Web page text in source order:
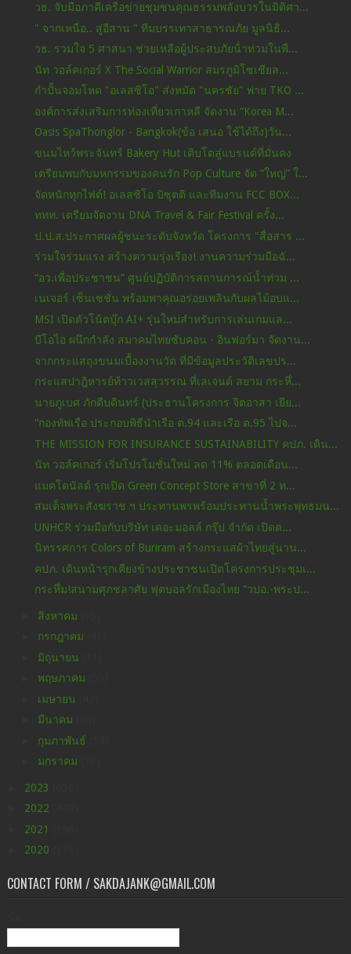
วธ. จับมือภาคีเครือข่ายชุมชนคุณธรรมพลังบวรในมิติศา...
" จากเหนือ.. สู่อีสาน " ทีมบรรเทาสาธารณภัย มูลนิธิ...
วธ. รวมใจ 5 ศาสนา ช่วยเหลือผู้ประสบภัยน้ําท่วมในพื...
นัท วอล์คเกอร์ X The Social Warrior สมรภูมิโซเชียล...
กำปั้นจอมโหด "อเลสซิโอ" ส่งหมัด "นครชัย" พ่าย TKO ...
องค์การส่งเสริมการท่องเที่ยวเกาหลี จัดงาน “Korea M...
Oasis SpaThonglor - Bangkok(ข้อ เสนอ ใช้ได้ถึง)วัน...
ขนมไหว้พระจันทร์ Bakery Hut เติบโตสู่แบรนด์ที่มั่นคง
เตรียมพบกับมหกรรมของคนรัก Pop Culture จัด “ใหญ่” ใ...
จัดหนักทุกไฟต์! อเลสซิโอ บิซุตติ และทีมงาน FCC BOX...
ททท. เตรียมจัดงาน DNA Travel & Fair Festival ครั้ง...
ป.ป.ส.ประกาศผลผู้ชนะระดับจังหวัด โครงการ "สื่อสาร ...
ร่วมใจร่วมแรง สร้างความรุ่งเรือง! งานความร่วมมือฉั...
“อว.เพื่อประชาชน” ศูนย์ปฏิบัติการสถานการณ์น้ำท่วม ...
เนเจอร์ เซ็นเซชั่น พร้อมพาคุณอร่อยเพลินกับผลไม้อบแ...
MSI เปิดตัวโน้ตบุ๊ก AI+ รุ่นใหม่สำหรับการเล่นเกมแล...
บีโอไอ ผนึกกำลัง สมาคมไทยซับคอน - อินฟอร์มา จัดงาน...
จากกระแสถุงขนมเบื้องงานวัด ที่มีข้อมูลประวัติเลขปร...
กระแสปาฎิหารย์ท้าวเวสสุวรรณ ที่เลเจนด์ สยาม กระหึ่...
นายภูเบศ ภักดีบดินทร์ (ประธานโครงการ จิตอาสา เยีย...
“กองทัพเรือ ประกอบพิธีนำเรือ ต.94 และเรือ ต.95 ไปจ...
THE MISSION FOR INSURANCE SUSTAINABILITY คปภ. เดิน...
นัท วอล์คเกอร์ เริ่มโปรโมชั่นใหม่ ลด 11% ตลอดเดือน...
แมคโดนัลด์ รุกเปิด Green Concept Store สาขาที่ 2 ท...
สมเด็จพระสังฆราช ฯ ประทานพรพร้อมประทานน้ำพระพุทธมน...
UNHCR ร่วมมือกับบริษัท เดอะมอลล์ กรุ๊ป จำกัด เปิดต...
นิทรรศการ Colors of Buriram สร้างกระแสผ้าไทยสู่นาน...
คปภ. เดินหน้ารุกเคียงข้างประชาชนเปิดโครงการประชุมเ...
กระหึ่ม!สนามศุภชลาศัย ฟุตบอลรักเมืองไทย “วปอ.-พระป...
สิงหาคม
กรกฎาคม
มิถุนายน
พฤษภาคม
เมษายน
มีนาคม
กุมภาพันธ์
มกราคม
2023
2022
2021
2020
CONTACT FORM / SAKDAJANK@GMAIL.COM